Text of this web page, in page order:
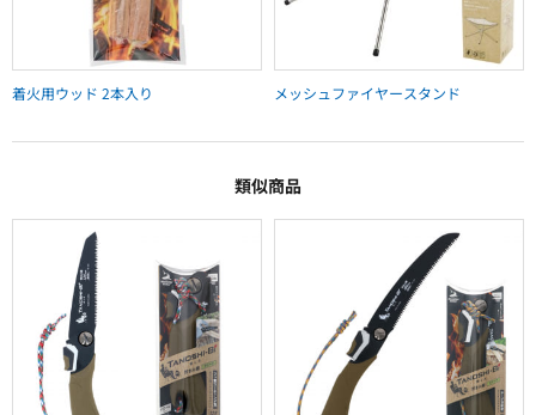
着火用ウッド 2本入り メッシュファイヤースタンド
類似商品